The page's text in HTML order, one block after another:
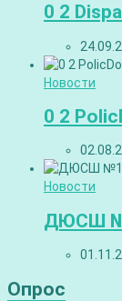
0 2
Новости
0 2
Новости
ДЮСШ
Опрос